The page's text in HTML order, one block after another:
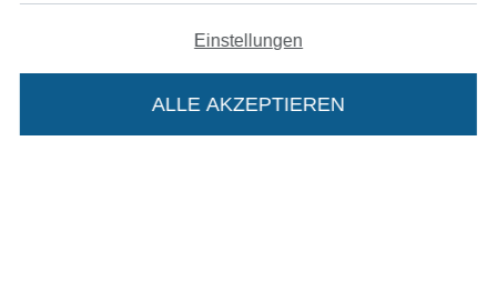
In deinen Warenkorb
Einstellungen
ALLE AKZEPTIEREN